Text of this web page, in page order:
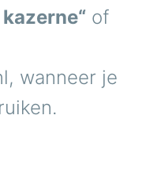
kazerne“ of
wanneer je